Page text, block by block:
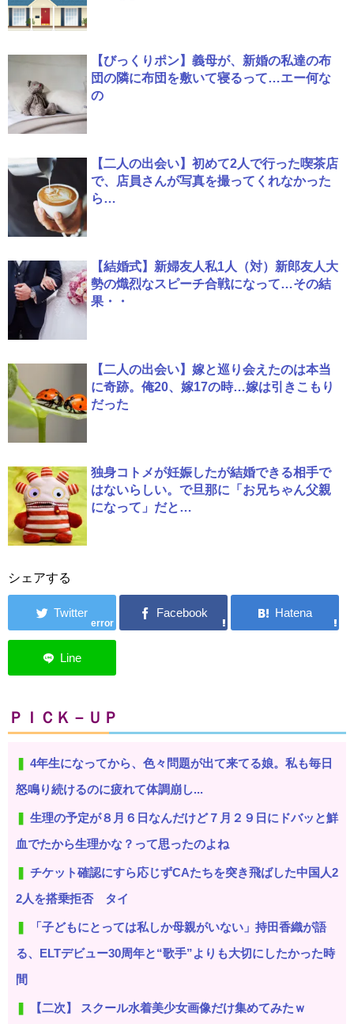
【びっくりポン】義母が、新婚の私達の布
団の隣に布団を敷いて寝るって…エー何な
の
【二人の出会い】初めて2人で行った喫茶店
で、店員さんが写真を撮ってくれなかった
ら…
【結婚式】新婦友人私1人（対）新郎友人大
勢の熾烈なスピーチ合戦になって…その結
果・・
【二人の出会い】嫁と巡り会えたのは本当
に奇跡。俺20、嫁17の時…嫁は引きこもり
だった
独身コトメが妊娠したが結婚できる相手で
はないらしい。で旦那に「お兄ちゃん父親
になって」だと…
シェアする
error
ＰＩＣＫ－ＵＰ
4年生になってから、色々問題が出て来てる娘。私も毎日
怒鳴り続けるのに疲れて体調崩し...
生理の予定が８月６日なんだけど７月２９日にドバッと鮮
血でたから生理かな？って思ったのよね
チケット確認にすら応じずCAたちを突き飛ばした中国人2
2人を搭乗拒否 タイ
「子どもにとっては私しか母親がいない」持田香織が語
る、ELTデビュー30周年と“歌手”よりも大切にしたかった時
間
【二次】 スクール水着美少女画像だけ集めてみたｗ